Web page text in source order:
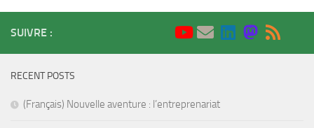
SUIVRE :
RECENT POSTS
(Français) Nouvelle aventure : l’entreprenariat